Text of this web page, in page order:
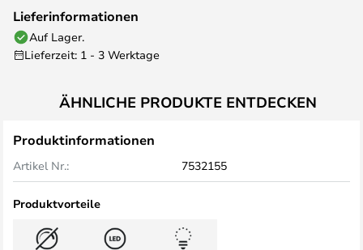
Lieferinformationen
Auf Lager.
Lieferzeit: 1 - 3 Werktage
ÄHNLICHE PRODUKTE ENTDECKEN
Produktinformationen
Artikel Nr.: 7532155
Produktvorteile